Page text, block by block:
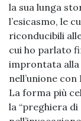
la sua lunga
l’esicasmo, le
riconducibili
cui ho parlato
improntata alla
nell’unione
La forma più
la “preghiera di